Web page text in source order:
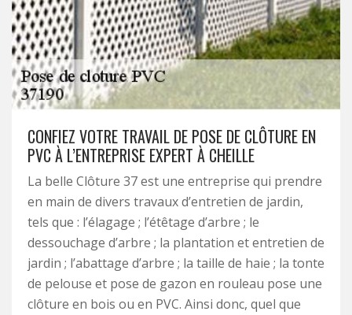
CONFIEZ VOTRE TRAVAIL DE POSE DE CLÔTURE EN
PVC À L’ENTREPRISE EXPERT À CHEILLE
La belle Clôture 37 est une entreprise qui prendre
en main de divers travaux d’entretien de jardin,
tels que : l’élagage ; l’étêtage d’arbre ; le
dessouchage d’arbre ; la plantation et entretien de
jardin ; l’abattage d’arbre ; la taille de haie ; la tonte
de pelouse et pose de gazon en rouleau pose une
clôture en bois ou en PVC. Ainsi donc, quel que